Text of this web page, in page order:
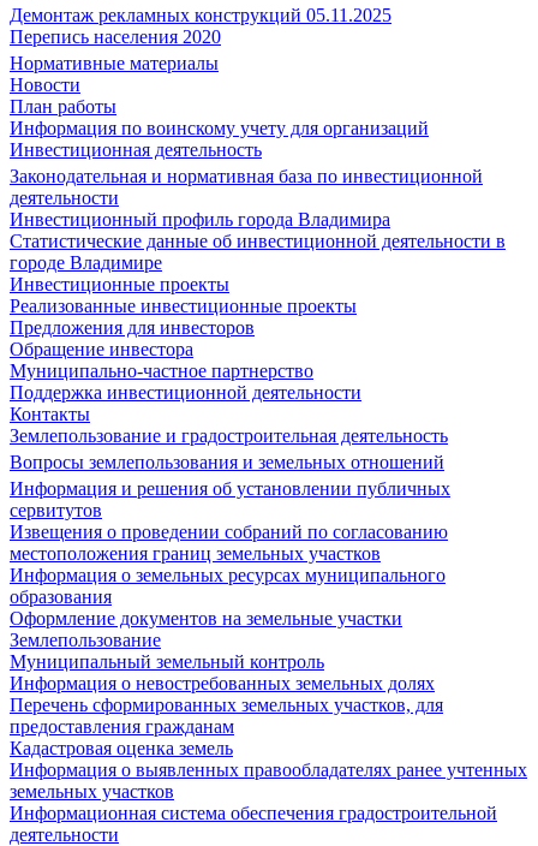
Демонтаж рекламных конструкций 05.11.2025
Перепись населения 2020
Нормативные материалы
Новости
План работы
Информация по воинскому учету для организаций
Инвестиционная деятельность
Законодательная и нормативная база по инвестиционной
деятельности
Инвестиционный профиль города Владимира
Статистические данные об инвестиционной деятельности в
городе Владимире
Инвестиционные проекты
Реализованные инвестиционные проекты
Предложения для инвесторов
Обращение инвестора
Муниципально-частное партнерство
Поддержка инвестиционной деятельности
Контакты
Землепользование и градостроительная деятельность
Вопросы землепользования и земельных отношений
Информация и решения об установлении публичных
сервитутов
Извещения о проведении собраний по согласованию
местоположения границ земельных участков
Информация о земельных ресурсах муниципального
образования
Оформление документов на земельные участки
Землепользование
Муниципальный земельный контроль
Информация о невостребованных земельных долях
Перечень сформированных земельных участков, для
предоставления гражданам
Кадастровая оценка земель
Информация о выявленных правообладателях ранее учтенных
земельных участков
Информационная система обеспечения градостроительной
деятельности